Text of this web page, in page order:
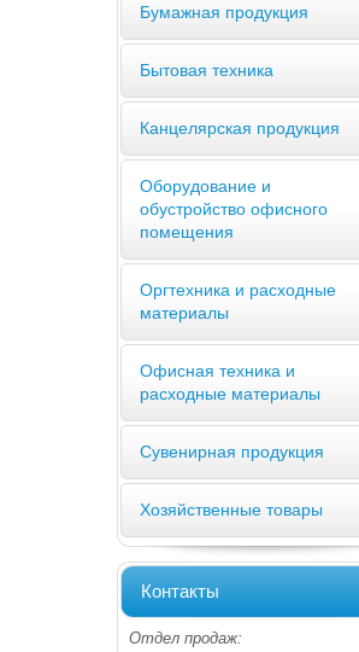
Бумажная продукция
Бытовая техника
Канцелярская продукция
Оборудование и
обустройство офисного
помещения
Оргтехника и расходные
материалы
Офисная техника и
расходные материалы
Сувенирная продукция
Хозяйственные товары
Контакты
Отдел продаж: